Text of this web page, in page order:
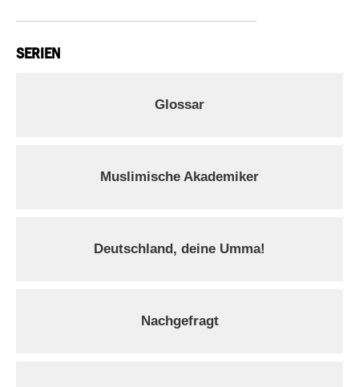
SERIEN
Glossar
Muslimische Akademiker
Deutschland, deine Umma!
Nachgefragt